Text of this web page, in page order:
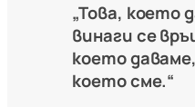
„Това, което
винаги се
което
което сме.“